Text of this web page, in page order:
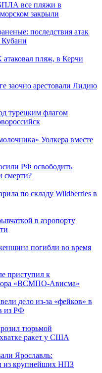
все пляжи в
закрыли
последствия атак
пляж, в Керчи
заочно арестовали Лидию
турецким флагом
Уолкера вместе
РФ освободить
смерти?
по складу Wildberries в
в аэропорту
погибли во время
приступил к
«ВСМПО-Ависма»
дело из-за «фейков» в
из РФ
тюрьмой
ракет у США
Ярославль:
из крупнейших НПЗ